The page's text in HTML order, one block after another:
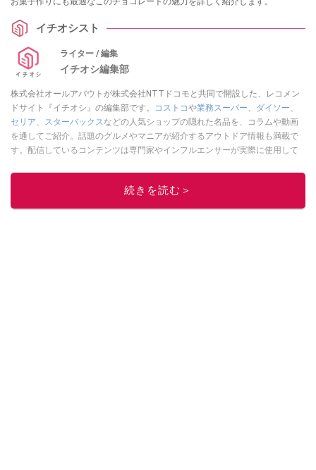
イチオシスト
ライター / 編集
イチオシ編集部
株式会社オールアバウトが株式会社NTTドコモと共同で開設した、レコメン
ドサイト『イチオシ』の編集部です。
コストコや業務スーパー、 ダイソー、
セリア、 スターバックスなどの人気ショップの隠れた名品を、コラムや動画
を通してご紹介。話題のグルメやマニアが紹介するアウトドア情報も満載で
す。配信しているコンテンツは専門家やインフルエンサーが実際に使用して
ニュースでフォロー
続きを読む＞